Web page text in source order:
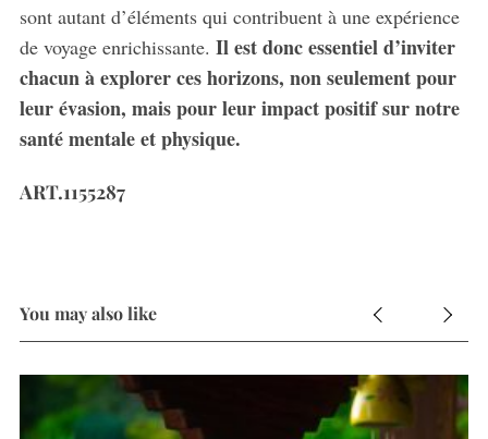
sont autant d’éléments qui contribuent à une expérience
de voyage enrichissante. Il est donc essentiel d’inviter
chacun à explorer ces horizons, non seulement pour
leur évasion, mais pour leur impact positif sur notre
santé mentale et physique.
ART.1155287
You may also like